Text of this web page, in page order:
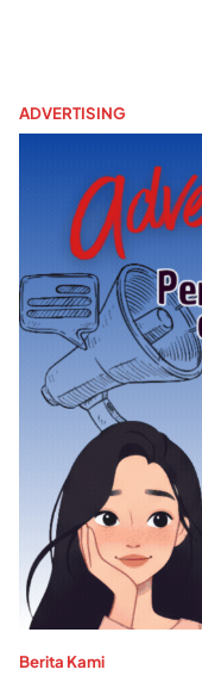
ADVERTISING
Berita Kami